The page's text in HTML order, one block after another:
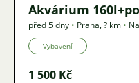
Akvárium
před 5 dny • Praha,? km •
Vybavení
1 500 Kč